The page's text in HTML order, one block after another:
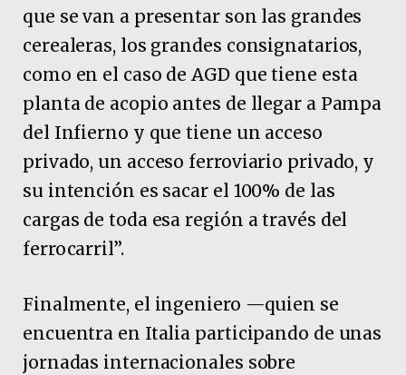
que se van a presentar son las grandes
cerealeras, los grandes consignatarios,
como en el caso de AGD que tiene esta
planta de acopio antes de llegar a Pampa
del Infierno y que tiene un acceso
privado, un acceso ferroviario privado, y
su intención es sacar el 100% de las
cargas de toda esa región a través del
ferrocarril”.
Finalmente, el ingeniero —quien se
encuentra en Italia participando de unas
jornadas internacionales sobre